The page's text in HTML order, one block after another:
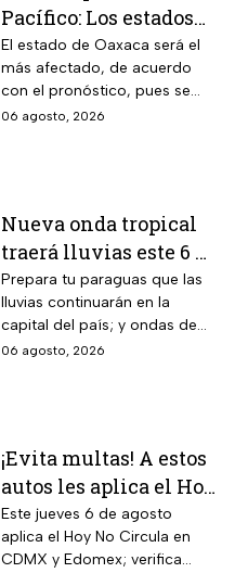
Pacífico: Los estados
donde lloverá más
fuerte este jueves y
viernes
El estado de Oaxaca será el
más afectado, de acuerdo
con el pronóstico, pues se
prevén lluvias intensas con
06 agosto, 2026
Nueva onda tropical
traerá lluvias este 6 de
agosto; Monzón
mexicano aumentará
las temperaturas este
jueves
Prepara tu paraguas que las
lluvias continuarán en la
capital del país; y ondas de
calor afectarán el norte de
06 agosto, 2026
¡Evita multas! A estos
autos les aplica el Hoy
No Circula durante
este jueves en CDMX
Este jueves 6 de agosto
aplica el Hoy No Circula en
CDMX y Edomex; verifica